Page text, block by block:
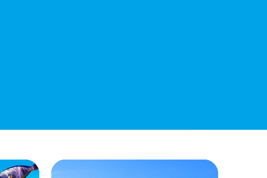
Dự Thảo Quyết Định Quy Định Cụ Thể
Các Yếu Tố Để Ước Tính Tổng Doanh